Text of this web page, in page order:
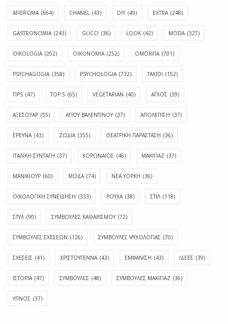
AFIEROMA (664) CHANEL (43) DIY (49) EXTRA (248)
GASTRONOMIA (243) GUCCI (36) LOOK (42) MODA (327)
OIKOLOGIA (202) OIKONOMIA (252) OMORFIA (701)
PSYCHAGOGIA (358) PSYCHOLOGIA (732) TAXIDI (152)
TIPS (47) TOP 5 (65) VEGETARIAN (40) ΑΓΧΟΣ (39)
ΑΞΕΣΟΥΑΡ (55) ΑΓΊΟΥ ΒΑΛΕΝΤΊΝΟΥ (37) ΑΠΟΛΈΠΙΣΗ (37)
ΕΡΕΥΝΑ (43) ΖΩΔΙΑ (355) ΘΕΑΤΡΙΚΗ ΠΑΡΑΣΤΑΣΗ (36)
ΙΤΑΛΙΚΗ ΣΥΝΤΑΓΗ (37) ΚΟΡΩΝΑΪΟΣ (46) ΜΑΚΙΓΙΑΖ (37)
ΜΑΝΙΚΙΟΥΡ (60) ΜΟΔΑ (74) ΝΕΑ ΥΟΡΚΗ (36)
ΟΙΚΟΛΟΓΙΚΗ ΣΥΝΕΙΔΗΣΗ (333) ΡΟΥΧΑ (38) ΣΤΙΛ (118)
ΣΤΥΛ (90) ΣΥΜΒΟΥΛΕΣ ΚΑΘΑΡΙΣΜΟΥ (72)
ΣΥΜΒΟΥΛΕΣ ΣΧΕΣΕΩΝ (126) ΣΥΜΒΟΥΛΕΣ ΨΥΧΟΛΟΓΙΑΣ (70)
ΣΧΕΣΕΙΣ (41) ΧΡΙΣΤΟΥΓΕΝΝΑ (43) ΕΜΦΆΝΙΣΗ (43) ΙΔΈΕΣ (39)
ΙΣΤΟΡΊΑ (47) ΣΥΜΒΟΥΛΈΣ (48) ΣΥΜΒΟΥΛΈΣ ΜΑΚΙΓΙΆΖ (36)
ΎΠΝΟΣ (37)